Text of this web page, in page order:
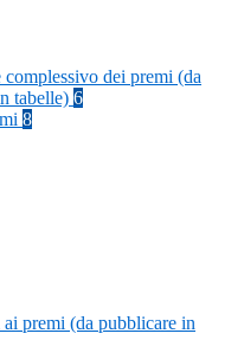
dei premi (da
tabelle) 6
8
premi (da pubblicare in